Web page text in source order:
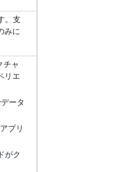
。支
みに
チャ
リエ
ータ
プリ
がク